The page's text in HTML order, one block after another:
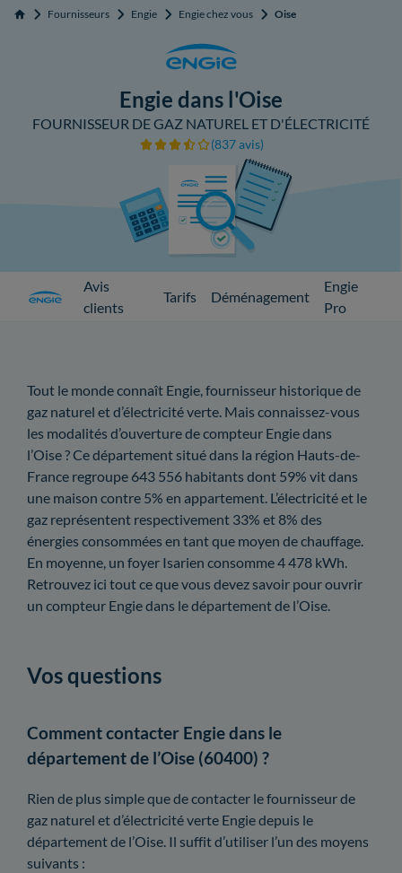
Accueil Fournisseurs Engie Engie chez vous Oise
Engie dans l'Oise
FOURNISSEUR DE GAZ NATUREL ET D'ÉLECTRICITÉ
(837 avis)
Avis
clients
Tarifs Déménagement
Engie
Pro
Tout le monde connaît Engie, fournisseur historique de
gaz naturel et d’électricité verte. Mais connaissez-vous
les modalités d’ouverture de compteur Engie dans
l’Oise ? Ce département situé dans la région Hauts-de-
France regroupe 643 556 habitants dont 59% vit dans
une maison contre 5% en appartement. L’électricité et le
gaz représentent respectivement 33% et 8% des
énergies consommées en tant que moyen de chauffage.
En moyenne, un foyer Isarien consomme 4 478 kWh.
Retrouvez ici tout ce que vous devez savoir pour ouvrir
un compteur Engie dans le département de l’Oise.
Vos questions
Comment contacter Engie dans le
département de l’Oise (60400) ?
Rien de plus simple que de contacter le fournisseur de
gaz naturel et d’électricité verte Engie depuis le
département de l’Oise. Il suffit d’utiliser l’un des moyens
suivants :